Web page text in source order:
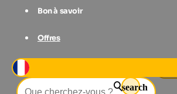
Bon à savoir
Offres
search